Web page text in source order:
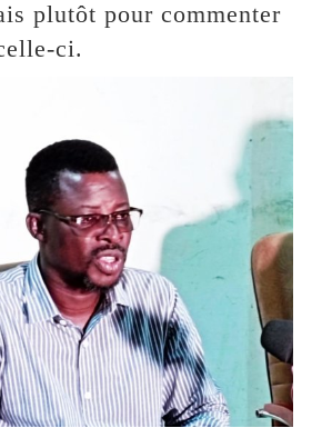
plutôt pour commenter
ci.